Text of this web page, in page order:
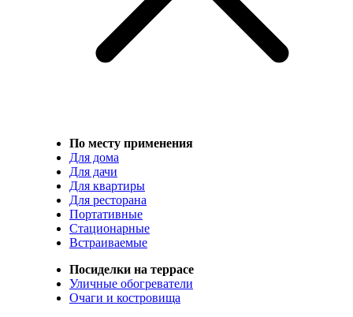
По месту применения
Для дома
Для дачи
Для квартиры
Для ресторана
Портативные
Стационарные
Встраиваемые
Посиделки на террасе
Уличные обогреватели
Очаги и костровища